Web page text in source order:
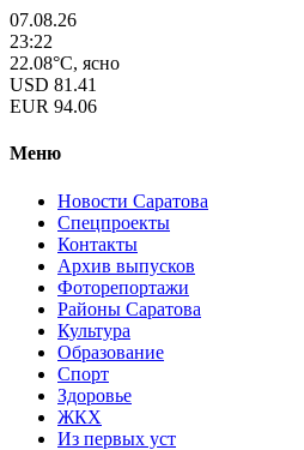
07.08.26
23:22
22.08°C, ясно
USD 81.41
EUR 94.06
Меню
Новости Саратова
Спецпроекты
Контакты
Архив выпусков
Фоторепортажи
Районы Саратова
Культура
Образование
Спорт
Здоровье
ЖКХ
Из пеpвых уст